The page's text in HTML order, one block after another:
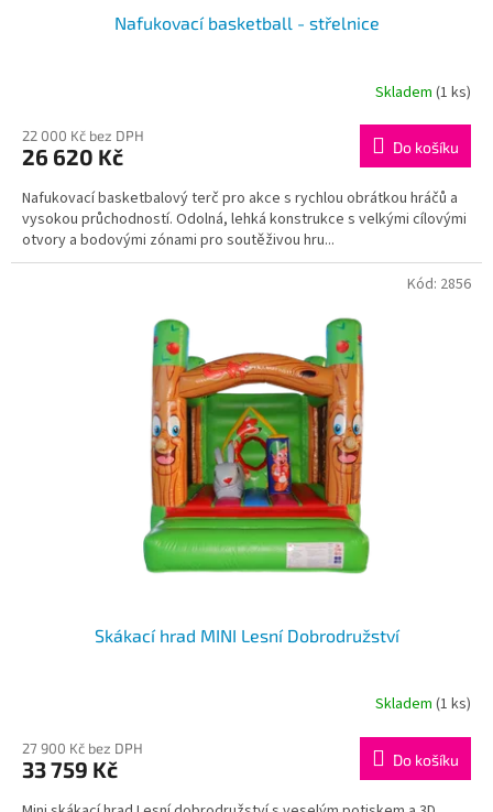
Nafukovací basketball - střelnice
Skladem (1 ks)
22 000 Kč bez DPH
26 620 Kč Do košíku
Nafukovací basketbalový terč pro akce s rychlou obrátkou hráčů a
vysokou průchodností. Odolná, lehká konstrukce s velkými cílovými
otvory a bodovými zónami pro soutěživou hru...
Skákací hrad MINI Lesní Dobrodružství
Skladem (1 ks)
27 900 Kč bez DPH
33 759 Kč Do košíku
Kód: 2856